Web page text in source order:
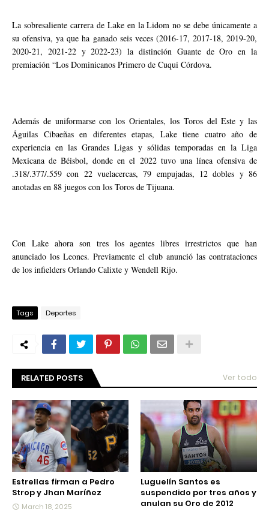
La sobresaliente carrera de Lake en la Lidom no se debe únicamente a
su ofensiva, ya que ha ganado seis veces (2016-17, 2017-18, 2019-20,
2020-21, 2021-22 y 2022-23) la distinción Guante de Oro en la
premiación “Los Dominicanos Primero de Cuqui Córdova.
Además de uniformarse con los Orientales, los Toros del Este y las
Águilas Cibaeñas en diferentes etapas, Lake tiene cuatro año de
experiencia en las Grandes Ligas y sólidas temporadas en la Liga
Mexicana de Béisbol, donde en el 2022 tuvo una línea ofensiva de
.318/.377/.559 con 22 vuelacercas, 79 empujadas, 12 dobles y 86
anotadas en 88 juegos con los Toros de Tijuana.
Con Lake ahora son tres los agentes libres irrestrictos que han
anunciado los Leones. Previamente el club anunció las contrataciones
de los infielders Orlando Calixte y Wendell Rijo.
Tags Deportes
RELATED POSTS Ver todo
Estrellas firman a Pedro
Strop y Jhan Maríñez
March 18, 2025
Luguelín Santos es
suspendido por tres años y
anulan su Oro de 2012